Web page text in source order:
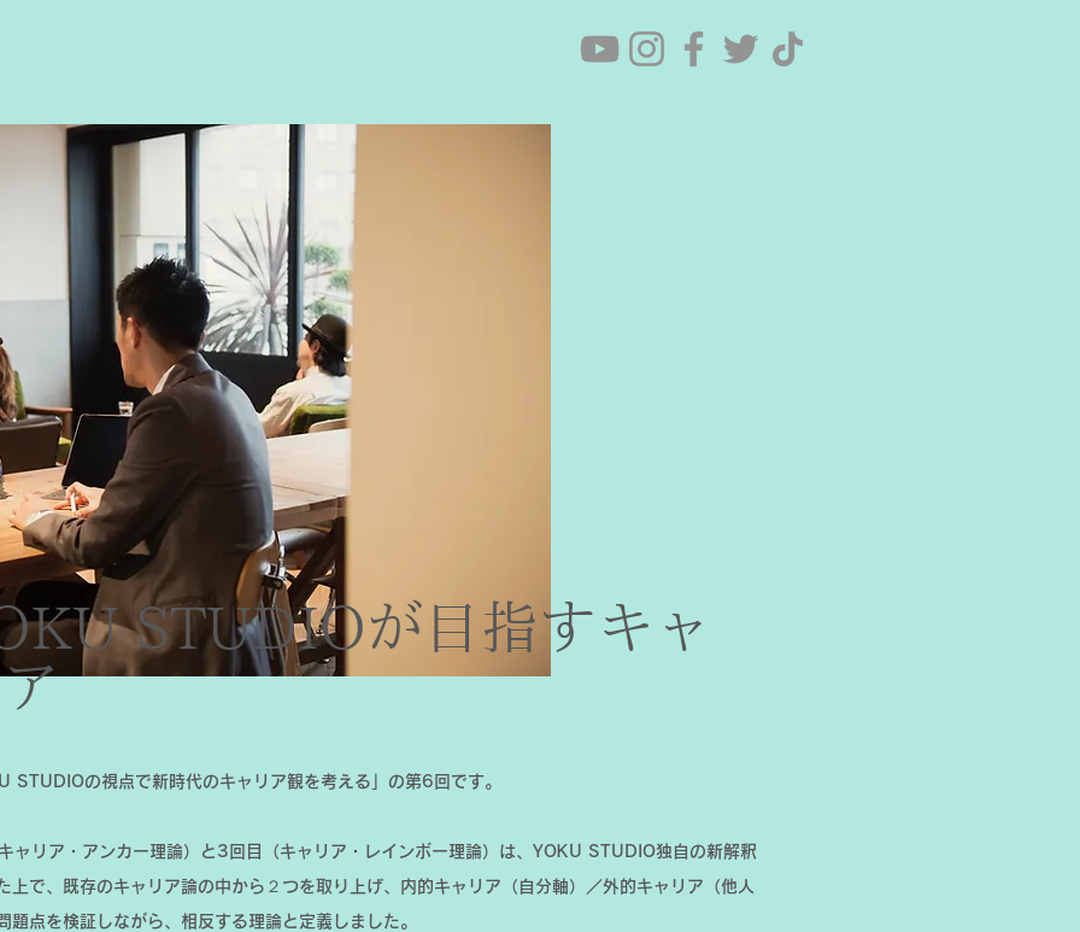
STUDIOが目指すキャ
STUDIOの視点で新時代のキャリア観を考える」の第6回です。
ャリア・アンカー理論）と3回目（キャリア・レインボー理論）は、YOKU STUDIO独自の新解釈
上で、既存のキャリア論の中から２つを取り上げ、内的キャリア（自分軸）／外的キャリア（他人
題点を検証しながら、相反する理論と定義しました。